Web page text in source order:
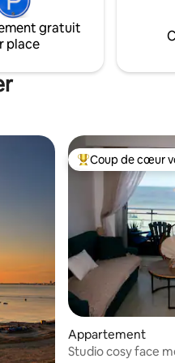
wc.
crique très peu
gratuit
place
: 4,86 sur 5
appréciés Coups de cœur
Coup de cœur
Appartement
Studio cosy face